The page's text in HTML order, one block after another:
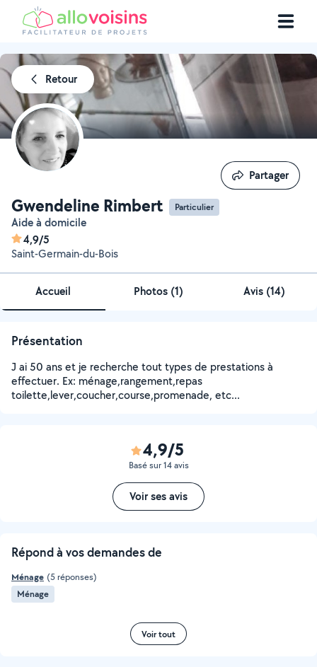
Retour
Gwendeline Rimbert Particulier
Aide à domicile
4,9/5
Saint-Germain-du-Bois
Partager
Partager
Accueil Photos (1) Avis (14)
Présentation
J ai 50 ans et je recherche tout types de prestations à
effectuer. Ex: ménage,rangement,repas
toilette,lever,coucher,course,promenade, etc...
4,9/5
Basé sur 14 avis
Voir ses avis
Répond à vos demandes de
Ménage (5 réponses)
Ménage
Voir tout